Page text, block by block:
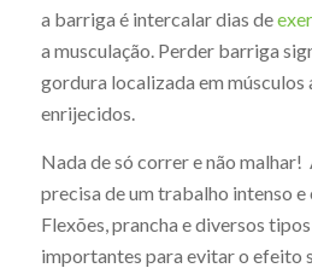
a barriga é intercalar dias de
a musculação. Perder barriga
gordura localizada em
enrijecidos.
Nada de só correr e não
precisa de um trabalho intenso e
Flexões, prancha e diversos
importantes para evitar o efeito